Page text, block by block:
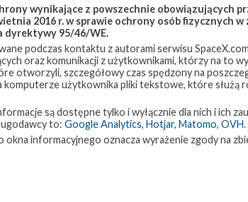
11:01 czasu polskiego (10:01 UTC) rakieta
LC-39A w Centrum Kosmicznym im.
i wyniosła na niską orbitę okołoziemską
Starlink w ramach misji Starlink-22
nastąpiła około 65 minut po starcie.
confirmed
3
misją Starlink-22 – 14 marca
wynikające z powszechnie obowiązujących
2016 r. w sprawie ochrony osób fizycznych
dyrektywy 95/46/WE.
podczas kontaktu z autorami serwisu
oraz komunikacji z użytkownikami, którzy na to
otworzyli, szczegółowy czas spędzony na
użytkownika pliki tekstowe, które służą
są dostępne tylko i wyłącznie dla nich i ich
to: Google Analytics, Hotjar, Matomo, OVH.
informacyjnego oznacza wyrażenie zgody na